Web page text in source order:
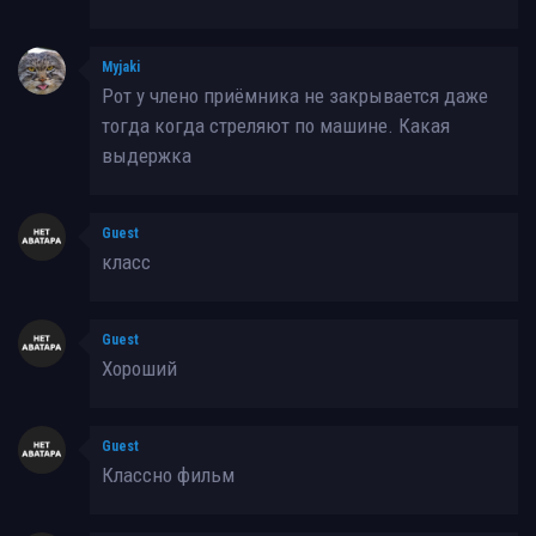
Myjaki
Рот у члено приёмника не закрывается даже
тогда когда стреляют по машине. Какая
выдержка
Guest
класс
Guest
Хороший
Guest
Классно фильм